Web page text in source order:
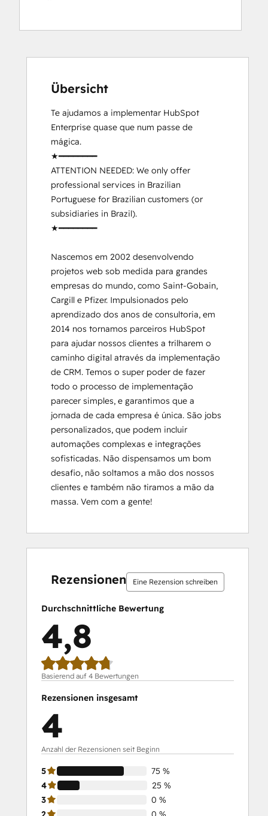
Übersicht
Te ajudamos a implementar HubSpot
Enterprise quase que num passe de
mágica.
★━━━━━━━━
ATTENTION NEEDED: We only offer
professional services in Brazilian
Portuguese for Brazilian customers (or
subsidiaries in Brazil).
★━━━━━━━━
Nascemos em 2002 desenvolvendo
projetos web sob medida para grandes
empresas do mundo, como Saint-Gobain,
Cargill e Pfizer. Impulsionados pelo
aprendizado dos anos de consultoria, em
2014 nos tornamos parceiros HubSpot
para ajudar nossos clientes a trilharem o
caminho digital através da implementação
de CRM. Temos o super poder de fazer
todo o processo de implementação
parecer simples, e garantimos que a
jornada de cada empresa é única. São jobs
personalizados, que podem incluir
automações complexas e integrações
sofisticadas. Não dispensamos um bom
desafio, não soltamos a mão dos nossos
clientes e também não tiramos a mão da
massa. Vem com a gente!
Rezensionen Eine Rezension schreiben
Durchschnittliche Bewertung
4,8
Basierend auf 4 Bewertungen
Rezensionen insgesamt
4
Anzahl der Rezensionen seit Beginn
5
75 %
4
25 %
3
0 %